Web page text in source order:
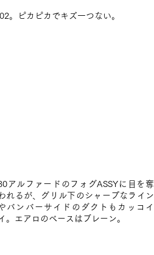
。ピカピカでキズ一つない。
アルファードのフォグASSYに目を奪
れるが、グリル下のシャープなライン
バンバーサイドのダクトもカッコイ
。エアロのベースはブレーン。